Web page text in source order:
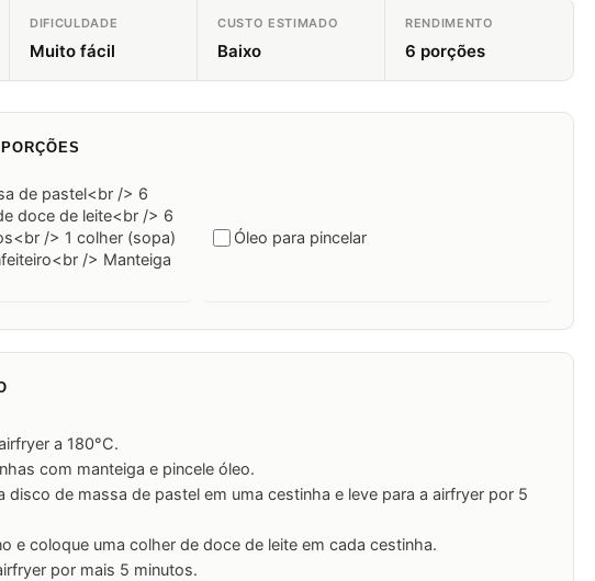
DIFICULDADE
Muito fácil
CUSTO ESTIMADO
Baixo
RENDIMENTO
6 porções
de pastel<br /> 6
doce de leite<br /> 6
/> 1 colher (sopa)
/> Manteiga
Óleo para pincelar
a 180°C.
com manteiga e pincele óleo.
disco de massa de pastel em uma cestinha e leve para a airfryer por 5
e coloque uma colher de doce de leite em cada cestinha.
por mais 5 minutos.